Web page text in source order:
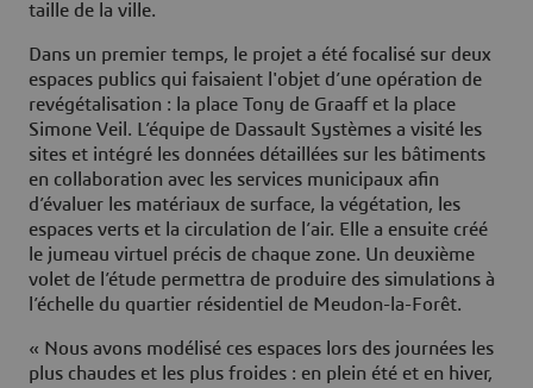
taille de la ville.
Dans un premier temps, le projet a été focalisé sur deux
espaces publics qui faisaient l'objet d’une opération de
revégétalisation : la place Tony de Graaff et la place
Simone Veil. L’équipe de Dassault Systèmes a visité les
sites et intégré les données détaillées sur les bâtiments
en collaboration avec les services municipaux afin
d’évaluer les matériaux de surface, la végétation, les
espaces verts et la circulation de l’air. Elle a ensuite créé
le jumeau virtuel précis de chaque zone. Un deuxième
volet de l’étude permettra de produire des simulations à
l’échelle du quartier résidentiel de Meudon-la-Forêt.
« Nous avons modélisé ces espaces lors des journées les
plus chaudes et les plus froides : en plein été et en hiver,